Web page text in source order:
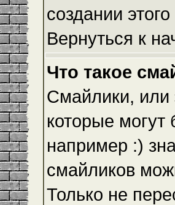
создании
Вернуться к
Что такое
Смайлики, или
которые
например :)
смайликов
Только не